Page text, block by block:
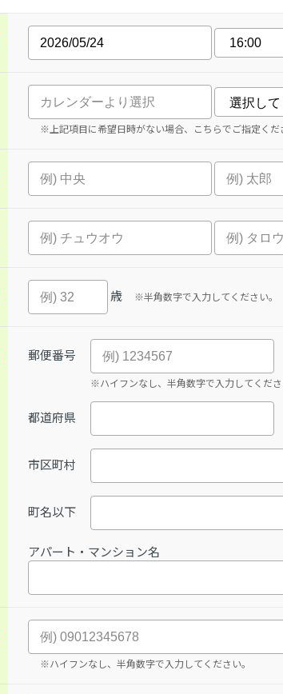
※上記項目に希望日時がない場合、こちらでご指定くだ
歳 ※半角数字で入力してください。
郵便番号
※ハイフンなし、半角数字で入力してくださ
都道府県
市区町村
町名以下
アパート・マンション名
※ハイフンなし、半角数字で入力してください。